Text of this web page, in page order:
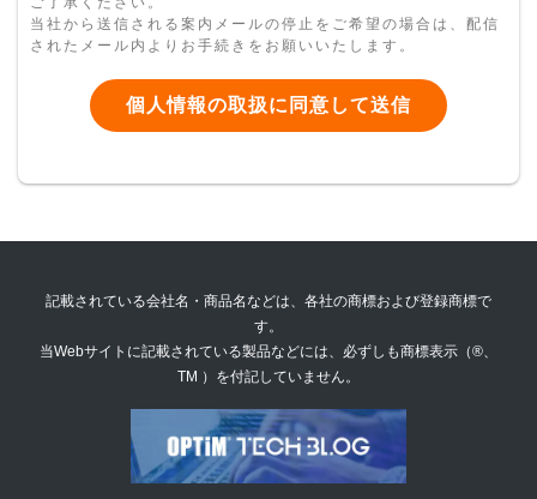
当社から送信される案内メールの停止をご希望の場合は、配信
されたメール内よりお手続きをお願いいたします。
記載されている会社名・商品名などは、各社の商標および登録商標で
す。
当Webサイトに記載されている製品などには、必ずしも商標表示（®、
TM ）を付記していません。